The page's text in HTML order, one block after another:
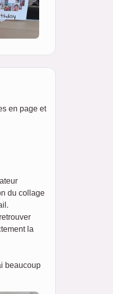
en page et
du collage
la
beaucoup